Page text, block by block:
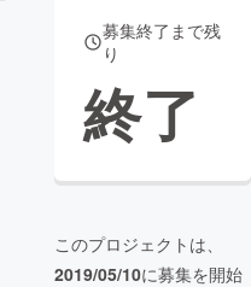
CAMPFIRE Creation
コミュニティ
募集終了まで残
り
終了
このプロジェクトは、
2019/05/10に募集を開始